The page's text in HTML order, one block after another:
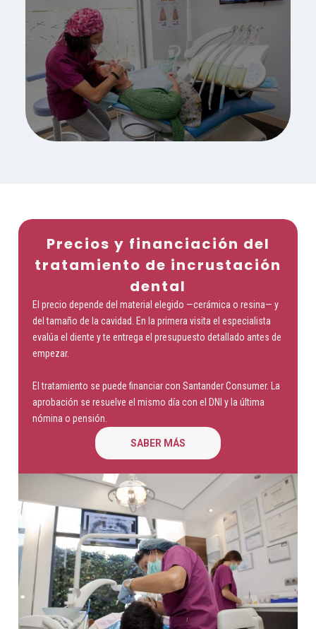
Precios y financiación del
tratamiento de incrustación
dental
El precio depende del material elegido —cerámica o resina— y
del tamaño de la cavidad. En la primera visita el especialista
evalúa el diente y te entrega el presupuesto detallado antes de
empezar.
El tratamiento se puede financiar con Santander Consumer. La
aprobación se resuelve el mismo día con el DNI y la última
nómina o pensión.
SABER MÁS